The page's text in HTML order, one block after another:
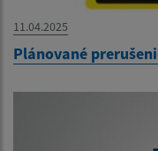
11.04.2025
Plánované